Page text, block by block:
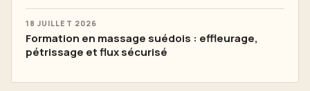
18 JUILLET 2026
Formation en massage suédois : effleurage,
pétrissage et flux sécurisé